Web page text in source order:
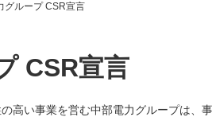
す）
ィンドウを開きます）
よくあるご質問・お問い合わせ
グループ CSR宣言
CSR宣言
高い事業を営む中部電力グループは